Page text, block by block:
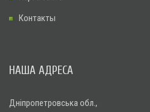
Контакты
НАША АДРЕСА
Дніпропетровська обл.,